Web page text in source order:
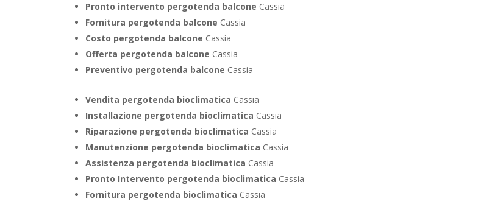
Pronto intervento pergotenda balcone Cassia
Fornitura pergotenda balcone Cassia
Costo pergotenda balcone Cassia
Offerta pergotenda balcone Cassia
Preventivo pergotenda balcone Cassia
Vendita pergotenda bioclimatica Cassia
Installazione pergotenda bioclimatica Cassia
Riparazione pergotenda bioclimatica Cassia
Manutenzione pergotenda bioclimatica Cassia
Assistenza pergotenda bioclimatica Cassia
Pronto Intervento pergotenda bioclimatica Cassia
Fornitura pergotenda bioclimatica Cassia